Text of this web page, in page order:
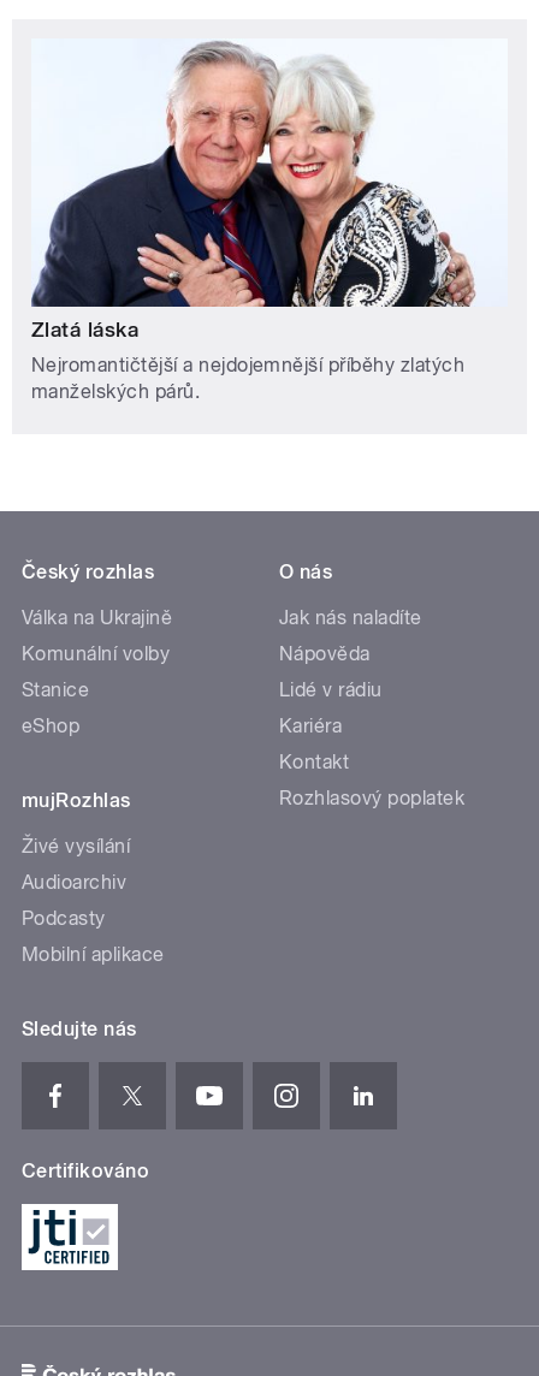
Zlatá láska
Nejromantičtější a nejdojemnější příběhy zlatých
manželských párů.
Český rozhlas
Válka na Ukrajině
Komunální volby
Stanice
eShop
mujRozhlas
Živé vysílání
Audioarchiv
Podcasty
Mobilní aplikace
O nás
Jak nás naladíte
Nápověda
Lidé v rádiu
Kariéra
Kontakt
Rozhlasový poplatek
Sledujte nás
Certifikováno